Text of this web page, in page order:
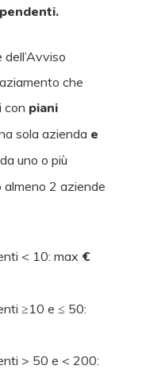
che
con piani
sola azienda e
uno o più
2 aziende
< 10: max €
≥10 e ≤ 50:
> 50 e < 200: